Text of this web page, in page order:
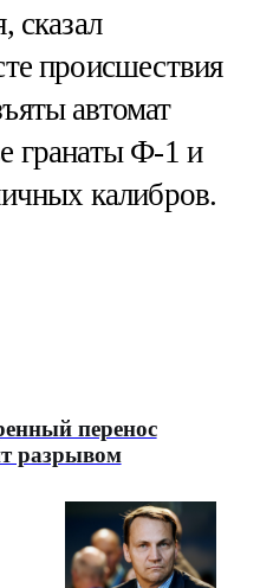
сказал
происшествия
автомат
гранаты Ф-1 и
калибров.
перенос
разрывом